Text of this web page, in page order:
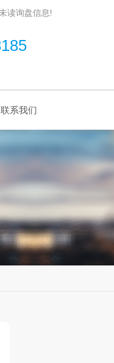
读询盘信息!
联系我们